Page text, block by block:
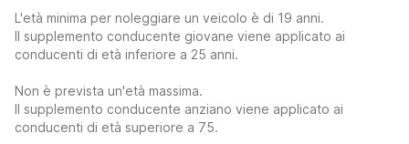
L'età minima per noleggiare un veicolo è di 19 anni.
Il supplemento conducente giovane viene applicato ai
conducenti di età inferiore a 25 anni.
Non è prevista un'età massima.
Il supplemento conducente anziano viene applicato ai
conducenti di età superiore a 75.